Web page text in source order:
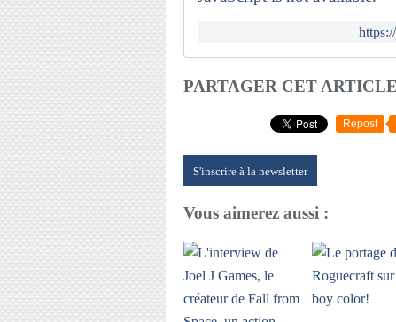
PARTAGER CET ARTICLE
Repost
S'inscrire à la newsletter
Vous aimerez aussi :